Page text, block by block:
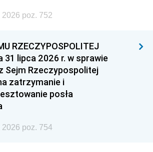
poz. 752
RZECZYPOSPOLITEJ
31 lipca 2026 r. w sprawie
Sejm Rzeczypospolitej
zatrzymanie i
posła
2026 poz. 754